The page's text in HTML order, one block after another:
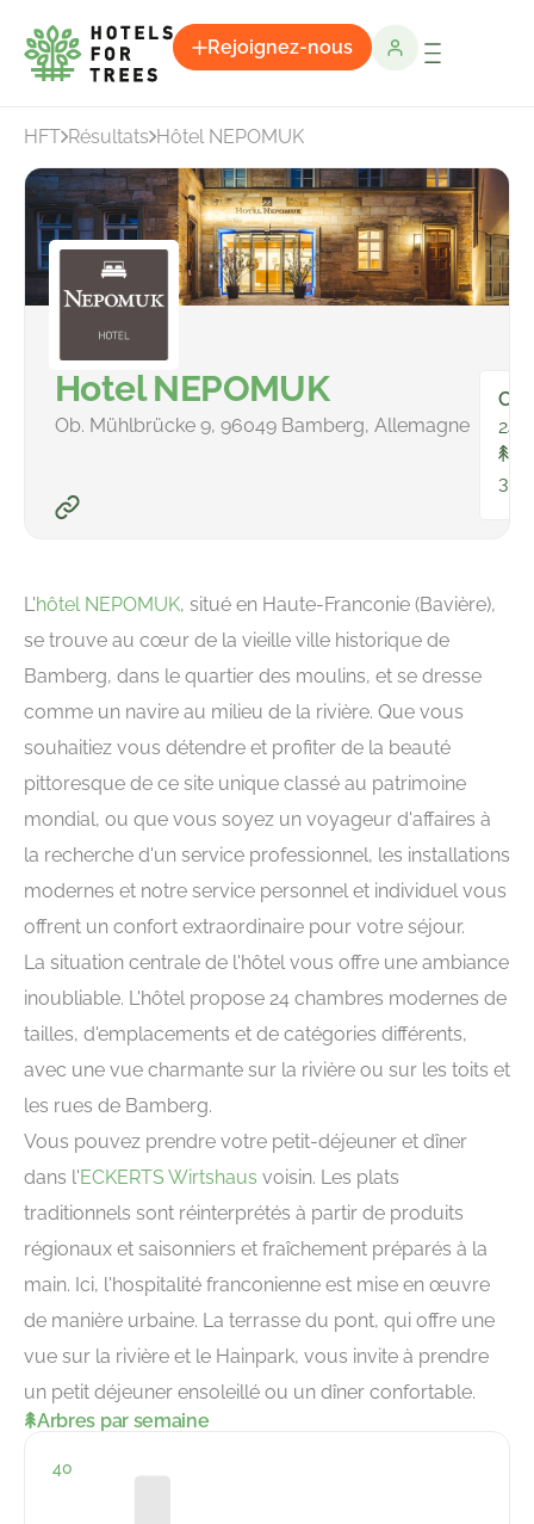
Rejoignez-nous
HFT Résultats Hôtel NEPOMUK
Hotel NEPOMUK
Ob. Mühlbrücke 9, 96049 Bamberg, Allemagne
24
L'hôtel NEPOMUK, situé en Haute-Franconie (Bavière),
se trouve au cœur de la vieille ville historique de
Bamberg, dans le quartier des moulins, et se dresse
comme un navire au milieu de la rivière. Que vous
souhaitiez vous détendre et profiter de la beauté
pittoresque de ce site unique classé au patrimoine
mondial, ou que vous soyez un voyageur d'affaires à
la recherche d'un service professionnel, les installations
modernes et notre service personnel et individuel vous
offrent un confort extraordinaire pour votre séjour.
La situation centrale de l'hôtel vous offre une ambiance
inoubliable. L'hôtel propose 24 chambres modernes de
tailles, d'emplacements et de catégories différents,
avec une vue charmante sur la rivière ou sur les toits et
les rues de Bamberg.
Vous pouvez prendre votre petit-déjeuner et dîner
dans l'ECKERTS Wirtshaus voisin. Les plats
traditionnels sont réinterprétés à partir de produits
régionaux et saisonniers et fraîchement préparés à la
main. Ici, l'hospitalité franconienne est mise en œuvre
de manière urbaine. La terrasse du pont, qui offre une
vue sur la rivière et le Hainpark, vous invite à prendre
un petit déjeuner ensoleillé ou un dîner confortable.
Arbres par semaine